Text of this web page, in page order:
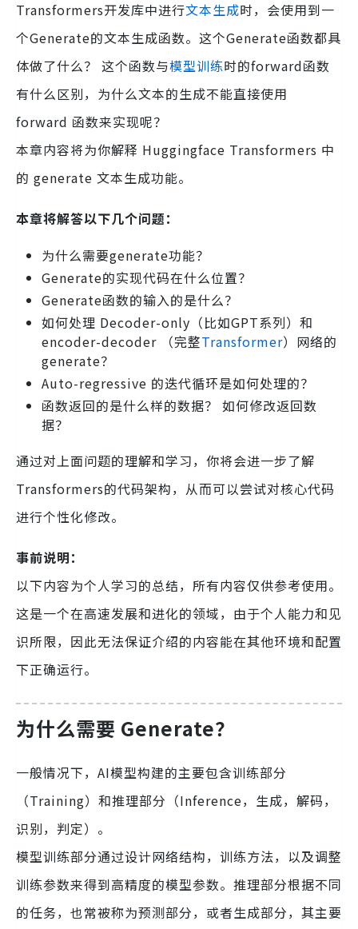
Transformers开发库中进行文本生成时，会使用到一
个Generate的文本生成函数。这个Generate函数都具
体做了什么？ 这个函数与模型训练时的forward函数
有什么区别，为什么文本的生成不能直接使用
forward 函数来实现呢？
本章内容将为你解释 Huggingface Transformers 中
的 generate 文本生成功能。
本章将解答以下几个问题：
为什么需要generate功能？
Generate的实现代码在什么位置？
Generate函数的输入的是什么？
如何处理 Decoder-only（比如GPT系列）和
encoder-decoder （完整Transformer）网络的
generate？
Auto-regressive 的迭代循环是如何处理的？
函数返回的是什么样的数据？ 如何修改返回数
据？
通过对上面问题的理解和学习，你将会进一步了解
Transformers的代码架构，从而可以尝试对核心代码
进行个性化修改。
事前说明：
以下内容为个人学习的总结，所有内容仅供参考使用。
这是一个在高速发展和进化的领域，由于个人能力和见
识所限，因此无法保证介绍的内容能在其他环境和配置
下正确运行。
为什么需要 Generate？
一般情况下，AI模型构建的主要包含训练部分
（Training）和推理部分（Inference，生成，解码，
识别，判定）。
模型训练部分通过设计网络结构，训练方法，以及调整
训练参数来得到高精度的模型参数。推理部分根据不同
的任务，也常被称为预测部分，或者生成部分，其主要